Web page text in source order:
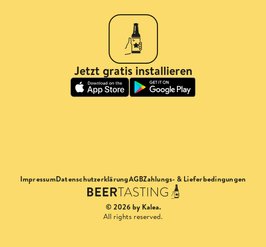
Jetzt gratis installieren
ImpressumDatenschutzerklärungAGBZahlungs- & Lieferbedingungen
© 2026 by Kalea.
All rights reserved.